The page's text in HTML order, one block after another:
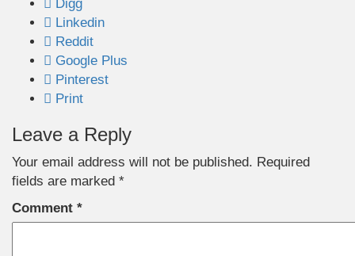
Digg
Linkedin
Reddit
Google Plus
Pinterest
Print
Leave a Reply
Your email address will not be published. Required
fields are marked *
Comment *